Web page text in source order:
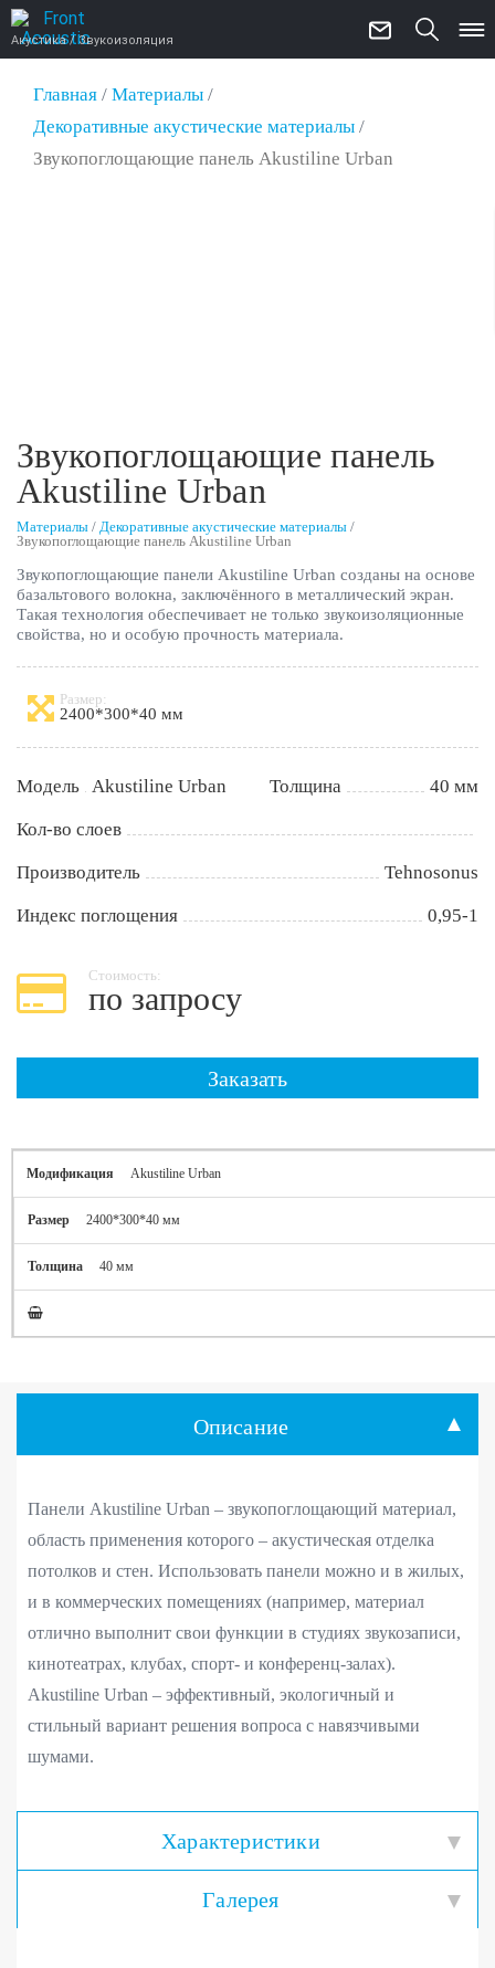
Акустика / Звукоизоляция
Главная / Материалы /
Декоративные акустические материалы /
Звукопоглощающие панель Akustiline Urban
Звукопоглощающие панель
Akustiline Urban
Материалы / Декоративные акустические материалы /
Звукопоглощающие панель Akustiline Urban
Звукопоглощающие панели Akustiline Urban созданы на основе
базальтового волокна, заключённого в металлический экран.
Такая технология обеспечивает не только звукоизоляционные
свойства, но и особую прочность материала.
Размер:
2400*300*40 мм
Модель Akustiline Urban Толщина 40 мм
Кол-во слоев
Производитель Tehnosonus
Индекс поглощения 0,95-1
Стоимость:
по запросу
Заказать
Akustiline Urban
2400*300*40 мм
40 мм
Описание
Панели Akustiline Urban – звукопоглощающий материал,
область применения которого – акустическая отделка
потолков и стен. Использовать панели можно и в жилых,
и в коммерческих помещениях (например, материал
отлично выполнит свои функции в студиях звукозаписи,
кинотеатрах, клубах, спорт- и конференц-залах).
Akustiline Urban – эффективный, экологичный и
стильный вариант решения вопроса с навязчивыми
шумами.
Характеристики
Галерея